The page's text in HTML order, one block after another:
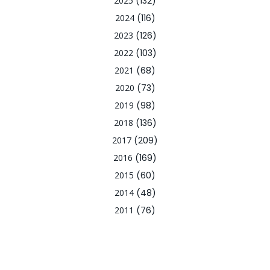
2024(116)
2023 (126)
2022(103)
2021 (68)
2020 (73)
2019 (98)
2018 (136)
2017 (209)
2016 (169)
2015 (60)
2014(48)
2011 (76)